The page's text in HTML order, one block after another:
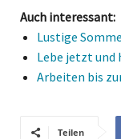
Auch interessant:
Lustige
Lebe jetzt und
Arbeiten bis
Teilen